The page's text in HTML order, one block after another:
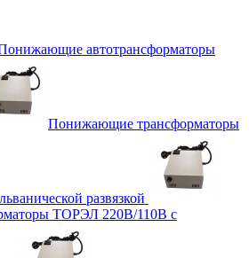
автотрансформаторы
Понижающие трансформаторы
развязкой
ТОРЭЛ 220В/110В с